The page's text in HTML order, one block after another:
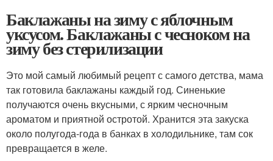
Баклажаны на зиму с яблочным
уксусом. Баклажаны с чесноком на
зиму без стерилизации
Это мой самый любимый рецепт с самого детства, мама
так готовила баклажаны каждый год. Синенькие
получаются очень вкусными, с ярким чесночным
ароматом и приятной остротой. Хранится эта закуска
около полугода-года в банках в холодильнике, там сок
превращается в желе.